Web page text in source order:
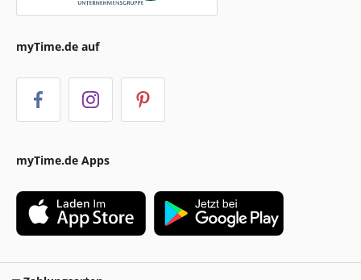
myTime.de auf
myTime.de Apps